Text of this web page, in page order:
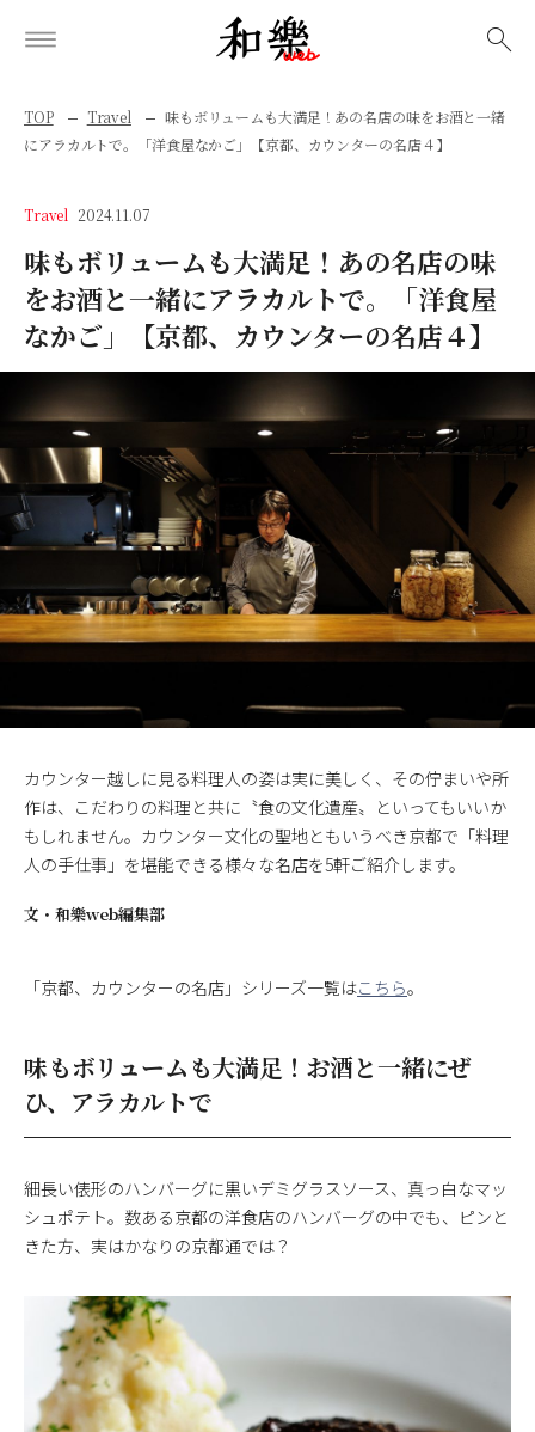
TOP Travel
味もボリュームも大満足！あの名店の味をお酒と一緒
にアラカルトで。「洋食屋なかご」【京都、カウンターの名店４】
Travel 2024.11.07
味もボリュームも大満足！あの名店の味
をお酒と一緒にアラカルトで。「洋食屋
なかご」【京都、カウンターの名店４】
カウンター越しに見る料理人の姿は実に美しく、その佇まいや所
作は、こだわりの料理と共に〝食の文化遺産〟といってもいいか
もしれません。カウンター文化の聖地ともいうべき京都で「料理
人の手仕事」を堪能できる様々な名店を5軒ご紹介します。
文・ 和樂web編集部
「京都、カウンターの名店」シリーズ一覧はこちら。
味もボリュームも大満足！お酒と一緒にぜ
ひ、アラカルトで
細長い俵形のハンバーグに黒いデミグラスソース、真っ白なマッ
シュポテト。数ある京都の洋食店のハンバーグの中でも、ピンと
きた方、実はかなりの京都通では？